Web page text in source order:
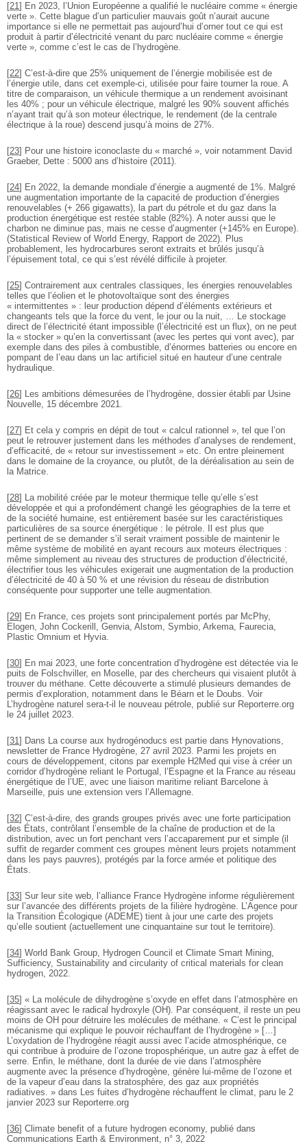
[21] En 2023, l’Union Européenne a qualifié le nucléaire comme « énergie
verte ». Cette blague d’un particulier mauvais goût n’aurait aucune
importance si elle ne permettait pas aujourd’hui d’orner tout ce qui est
produit à partir d’électricité venant du parc nucléaire comme « énergie
verte », comme c’est le cas de l’hydrogène.
[22] C’est-à-dire que 25% uniquement de l’énergie mobilisée est de
l’énergie utile, dans cet exemple-ci, utilisée pour faire tourner la roue. A
titre de comparaison, un véhicule thermique a un rendement avoisinant
les 40% ; pour un véhicule électrique, malgré les 90% souvent affichés
n’ayant trait qu’à son moteur électrique, le rendement (de la centrale
électrique à la roue) descend jusqu’à moins de 27%.
[23] Pour une histoire iconoclaste du « marché », voir notamment David
Graeber, Dette : 5000 ans d’histoire (2011).
[24] En 2022, la demande mondiale d’énergie a augmenté de 1%. Malgré
une augmentation importante de la capacité de production d’énergies
renouvelables (+ 266 gigawatts), la part du pétrole et du gaz dans la
production énergétique est restée stable (82%). A noter aussi que le
charbon ne diminue pas, mais ne cesse d’augmenter (+145% en Europe).
(Statistical Review of World Energy, Rapport de 2022). Plus
probablement, les hydrocarbures seront extraits et brûlés jusqu’à
l’épuisement total, ce qui s’est révélé difficile à projeter.
[25] Contrairement aux centrales classiques, les énergies renouvelables
telles que l’éolien et le photovoltaïque sont des énergies
« intermittentes » : leur production dépend d’éléments extérieurs et
changeants tels que la force du vent, le jour ou la nuit, … Le stockage
direct de l’électricité étant impossible (l’électricité est un flux), on ne peut
la « stocker » qu’en la convertissant (avec les pertes qui vont avec), par
exemple dans des piles à combustible, d’énormes batteries ou encore en
pompant de l’eau dans un lac artificiel situé en hauteur d’une centrale
hydraulique.
[26] Les ambitions démesurées de l’hydrogène, dossier établi par Usine
Nouvelle, 15 décembre 2021.
[27] Et cela y compris en dépit de tout « calcul rationnel », tel que l’on
peut le retrouver justement dans les méthodes d’analyses de rendement,
d’efficacité, de « retour sur investissement » etc. On entre pleinement
dans le domaine de la croyance, ou plutôt, de la déréalisation au sein de
la Matrice.
[28] La mobilité créée par le moteur thermique telle qu’elle s’est
développée et qui a profondément changé les géographies de la terre et
de la société humaine, est entièrement basée sur les caractéristiques
particulières de sa source énergétique : le pétrole. Il est plus que
pertinent de se demander s’il serait vraiment possible de maintenir le
même système de mobilité en ayant recours aux moteurs électriques :
même simplement au niveau des structures de production d’électricité,
électrifier tous les véhicules exigerait une augmentation de la production
d’électricité de 40 à 50 % et une révision du réseau de distribution
conséquente pour supporter une telle augmentation.
[29] En France, ces projets sont principalement portés par McPhy,
Elogen, John Cockerill, Genvia, Alstom, Symbio, Arkema, Faurecia,
Plastic Omnium et Hyvia.
[30] En mai 2023, une forte concentration d’hydrogène est détectée via le
puits de Folschviller, en Moselle, par des chercheurs qui visaient plutôt à
trouver du méthane. Cette découverte a stimulé plusieurs demandes de
permis d’exploration, notamment dans le Béarn et le Doubs. Voir
L’hydrogène naturel sera-t-il le nouveau pétrole, publié sur Reporterre.org
le 24 juillet 2023.
[31] Dans La course aux hydrogénoducs est partie dans Hynovations,
newsletter de France Hydrogène, 27 avril 2023. Parmi les projets en
cours de développement, citons par exemple H2Med qui vise à créer un
corridor d’hydrogène reliant le Portugal, l’Espagne et la France au réseau
énergétique de l’UE, avec une liaison maritime reliant Barcelone à
Marseille, puis une extension vers l’Allemagne.
[32] C’est-à-dire, des grands groupes privés avec une forte participation
des États, contrôlant l’ensemble de la chaîne de production et de la
distribution, avec un fort penchant vers l’accaparement pur et simple (il
suffit de regarder comment ces groupes mènent leurs projets notamment
dans les pays pauvres), protégés par la force armée et politique des
États.
[33] Sur leur site web, l’alliance France Hydrogène informe régulièrement
sur l’avancée des différents projets de la filière hydrogène. L’Agence pour
la Transition Écologique (ADEME) tient à jour une carte des projets
qu’elle soutient (actuellement une cinquantaine sur tout le territoire).
[34] World Bank Group, Hydrogen Council et Climate Smart Mining,
Sufficiency, Sustainability and circularity of critical materials for clean
hydrogen, 2022.
[35] « La molécule de dihydrogène s’oxyde en effet dans l’atmosphère en
réagissant avec le radical hydroxyle (OH). Par conséquent, il reste un peu
moins de OH pour détruire les molécules de méthane. « C’est le principal
mécanisme qui explique le pouvoir réchauffant de l’hydrogène » […]
L’oxydation de l’hydrogène réagit aussi avec l’acide atmosphérique, ce
qui contribue à produire de l’ozone troposphérique, un autre gaz à effet de
serre. Enfin, le méthane, dont la durée de vie dans l’atmosphère
augmente avec la présence d’hydrogène, génère lui-même de l’ozone et
de la vapeur d’eau dans la stratosphère, des gaz aux propriétés
radiatives. » dans Les fuites d’hydrogène réchauffent le climat, paru le 2
janvier 2023 sur Reporterre.org
[36] Climate benefit of a future hydrogen economy, publié dans
Communications Earth & Environment, n° 3, 2022